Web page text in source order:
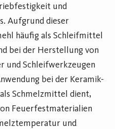
und
Aufgrund dieser
häufig als Schleifmittel
bei der Herstellung von
und Schleifwerkzeugen
bei der Keramik-
Schmelzmittel dient,
Feuerfestmaterialien
und